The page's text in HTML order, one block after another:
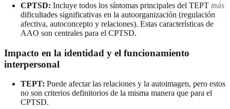
CPTSD: Incluye todos los síntomas principales del TEPT más
dificultades significativas en la autoorganización (regulación
afectiva, autoconcepto y relaciones). Estas características de
AAO son centrales para el CPTSD.
Impacto en la identidad y el funcionamiento
interpersonal
TEPT: Puede afectar las relaciones y la autoimagen, pero estos
no son criterios definitorios de la misma manera que para el
CPTSD.